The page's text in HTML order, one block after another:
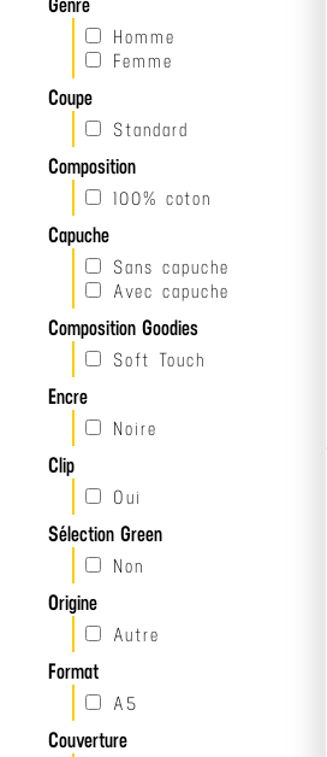
Homme
Femme
Coupe
Standard
Composition
100% coton
Capuche
Sans capuche
Avec capuche
Composition Goodies
Soft Touch
Encre
Noire
Clip
Oui
Sélection Green
Non
Origine
Autre
Format
A5
Couverture